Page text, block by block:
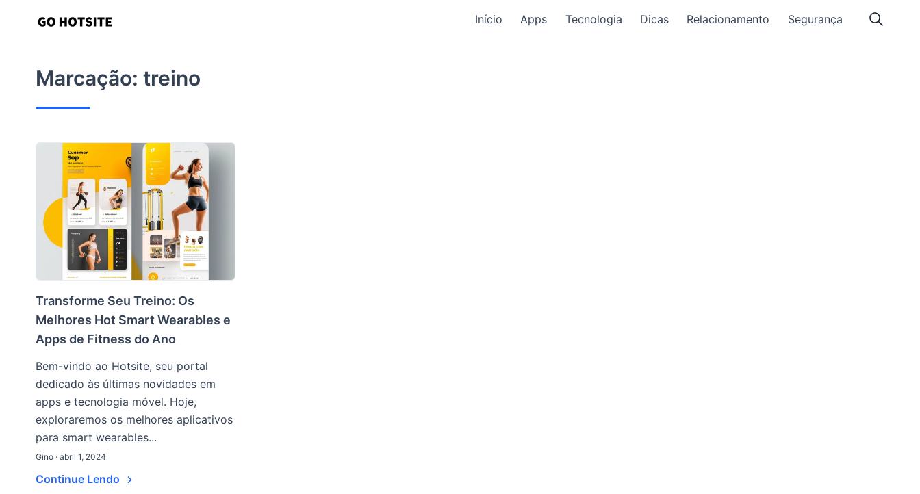
conteúdo
Início Apps Tecnologia Dicas Relacionamento Segurança
Marcação: treino
Transforme Seu Treino: Os
Melhores Hot Smart Wearables e
Apps de Fitness do Ano
Bem-vindo ao Hotsite, seu portal
dedicado às últimas novidades em
apps e tecnologia móvel. Hoje,
exploraremos os melhores aplicativos
para smart wearables...
Gino · abril 1, 2024
Continue Lendo